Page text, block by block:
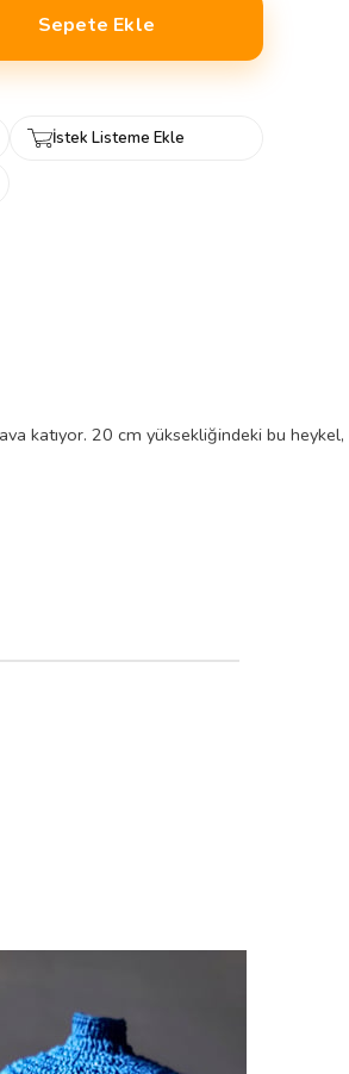
İstek Listeme Ekle
20 cm yüksekliğindeki bu